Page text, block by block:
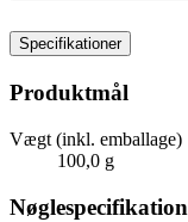
Specifikationer
Produktmål
Vægt (inkl. emballage)
100,0 g
Nøglespecifikation